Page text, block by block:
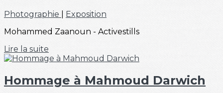
Photographie
Exposition
Mohammed Zaanoun - Activestills
Lire la suite
Hommage à Mahmoud Darwich